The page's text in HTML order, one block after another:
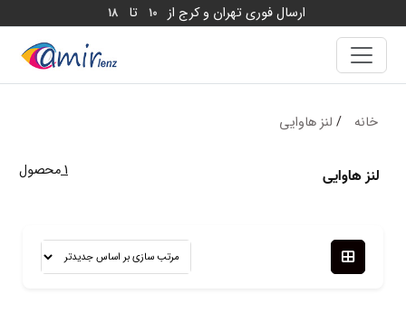
ارسال فوری تهران و کرج از 10 تا 18
خانه / لنز هاوایی
لنز هاوایی 1محصول